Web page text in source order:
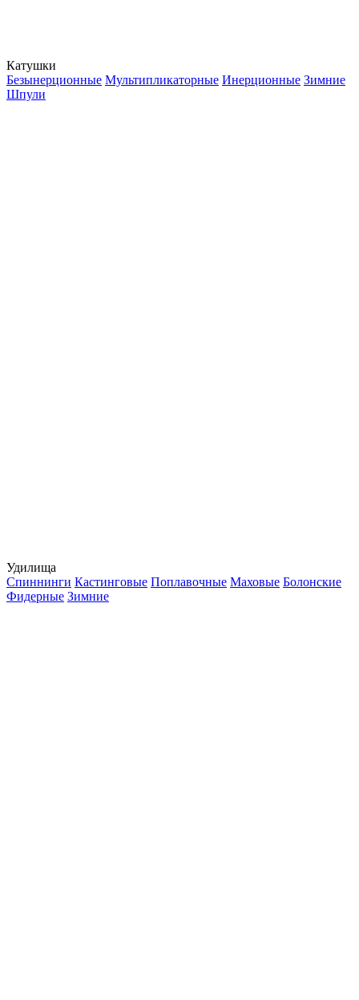
Катушки
Безынерционные Мультипликаторные Инерционные Зимние
Шпули
Удилища
Спиннинги Кастинговые Поплавочные Маховые Болонские
Фидерные Зимние